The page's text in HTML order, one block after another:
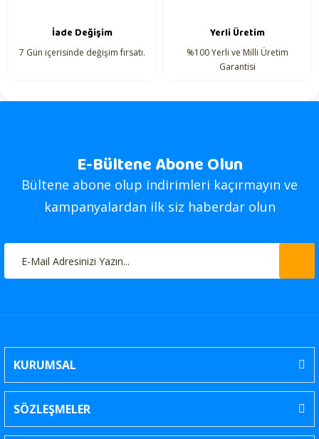
İade Değişim
7 Gün içerisinde değişim fırsatı.
Yerli Üretim
%100 Yerli ve Milli Üretim
Garantisi
E-Bültene Abone Olun
Bültene abone olup indirimleri kaçırmayın ve
kampanyalardan ilk siz haberdar olun
KURUMSAL
SÖZLEŞMELER